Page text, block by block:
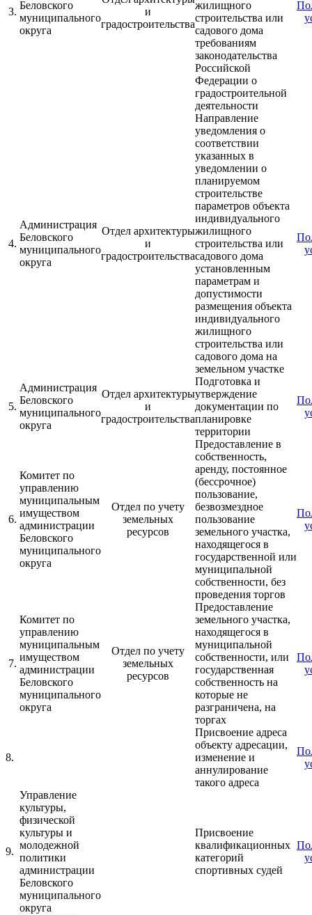
3.
Беловского
муниципального
округа
и
градостроительства
жилищного
строительства или
садового дома
требованиям
законодательства
Российской
Федерации о
градостроительной
деятельности
4.
Администрация
Беловского
муниципального
округа
Отдел архитектуры
и
градостроительства
Направление
уведомления о
соответствии
указанных в
уведомлении о
планируемом
строительстве
параметров объекта
индивидуального
жилищного
строительства или
садового дома
установленным
параметрам и
допустимости
размещения объекта
индивидуального
жилищного
строительства или
садового дома на
земельном участке
5.
Администрация
Беловского
муниципального
округа
Отдел архитектуры
и
градостроительства
Подготовка и
утверждение
документации по
планировке
территории
6.
Комитет по
управлению
муниципальным
имуществом
администрации
Беловского
муниципального
округа
Отдел по учету
земельных
ресурсов
Предоставление в
собственность,
аренду, постоянное
(бессрочное)
пользование,
безвозмездное
пользование
земельного участка,
находящегося в
государственной или
муниципальной
собственности, без
проведения торгов
7.
Комитет по
управлению
муниципальным
имуществом
администрации
Беловского
муниципального
округа
Отдел по учету
земельных
ресурсов
Предоставление
земельного участка,
находящегося в
муниципальной
собственности, или
государственная
собственность на
которые не
разграничена, на
торгах
8.
Присвоение адреса
объекту адресации,
изменение и
аннулирование
такого адреса
9.
Управление
культуры,
физической
культуры и
молодежной
политики
администрации
Беловского
муниципального
округа
Присвоение
квалификационных
категорий
спортивных судей